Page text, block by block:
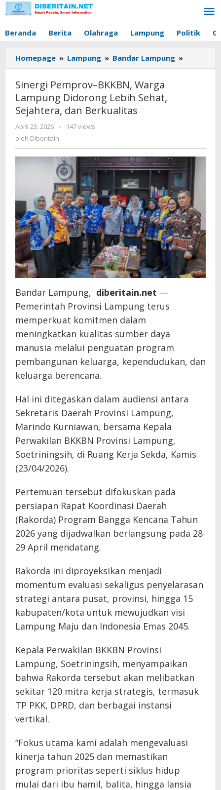
Lewati
ke
Beranda Berita Olahraga Lampung Politik
Homepage » Lampung » Bandar Lampung »
dan
Sinergi Pemprov–BKKBN, Warga
Lampung Didorong Lebih Sehat,
Sejahtera, dan Berkualitas
April 23, 2026
oleh
-
147 views
oleh Diberitain
Bandar Lampung, diberitain.net —
Pemerintah Provinsi Lampung terus
memperkuat komitmen dalam
meningkatkan kualitas sumber daya
manusia melalui penguatan program
pembangunan keluarga, kependudukan, dan
keluarga berencana.
Hal ini ditegaskan dalam audiensi antara
Sekretaris Daerah Provinsi Lampung,
Marindo Kurniawan, bersama Kepala
Perwakilan BKKBN Provinsi Lampung,
Soetriningsih, di Ruang Kerja Sekda, Kamis
(23/04/2026).
Pertemuan tersebut difokuskan pada
persiapan Rapat Koordinasi Daerah
(Rakorda) Program Bangga Kencana Tahun
2026 yang dijadwalkan berlangsung pada 28-
29 April mendatang.
Rakorda ini diproyeksikan menjadi
momentum evaluasi sekaligus penyelarasan
strategi antara pusat, provinsi, hingga 15
kabupaten/kota untuk mewujudkan visi
Lampung Maju dan Indonesia Emas 2045.
Kepala Perwakilan BKKBN Provinsi
Lampung, Soetriningsih, menyampaikan
bahwa Rakorda tersebut akan melibatkan
sekitar 120 mitra kerja strategis, termasuk
TP PKK, DPRD, dan berbagai instansi
vertikal.
“Fokus utama kami adalah mengevaluasi
kinerja tahun 2025 dan memastikan
program prioritas seperti siklus hidup
mulai dari ibu hamil, balita, hingga lansia